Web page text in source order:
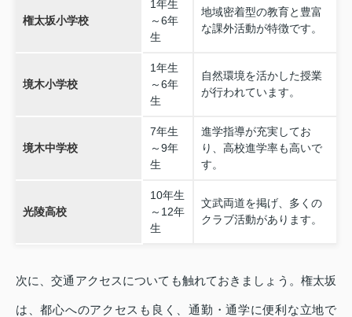
権太坂小学校
1年生
～6年
生
地域密着型の教育と豊富
な課外活動が特徴です。
境木小学校
1年生
～6年
生
自然環境を活かした授業
が行われています。
境木中学校
7年生
～9年
生
進学指導が充実してお
り、高校進学率も高いで
す。
光陵高校
10年生
～12年
生
文武両道を掲げ、多くの
クラブ活動があります。
次に、交通アクセスについても触れておきましょう。権太坂
は、都心へのアクセスも良く、通勤・通学に便利な立地で